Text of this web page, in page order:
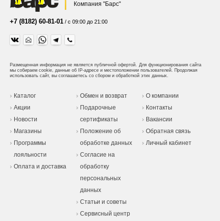
Компания "Барс"
+7 (8182) 60-81-01 / с 09:00 до 21:00
Размещенная информация не является публичной офертой. Для функционирования сайта
мы собираем cookie, данные об IP-адресе и местоположении пользователей. Продолжая
использовать сайт, вы соглашаетесь со сбором и обработкой этих данных.
Каталог
Акции
Новости
Магазины
Программы
лояльности
Оплата и доставка
Обмен и возврат
Подарочные
сертификаты
Положение об
обработке данных
Согласие на
обработку
персональных
данных
Статьи и советы
Сервисный центр
О компании
Контакты
Вакансии
Обратная связь
Личный кабинет